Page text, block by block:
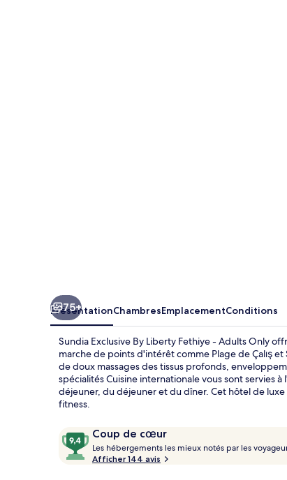
75+
PrésentationChambresEmplacementConditions
Sundia Exclusive By Liberty Fethiye - Adults Only
marche de points d'intérêt comme Plage de Çalış
de doux massages des tissus profonds,
spécialités Cuisine internationale vous sont servies
déjeuner, du déjeuner et du dîner. Cet hôtel de
fitness.
Avis
voyageurs
Coup de cœur
9,4
sur
10,
Les hébergements les mieux notés par les
Afficher 144 avis